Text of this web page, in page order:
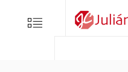
Menu
Folletos